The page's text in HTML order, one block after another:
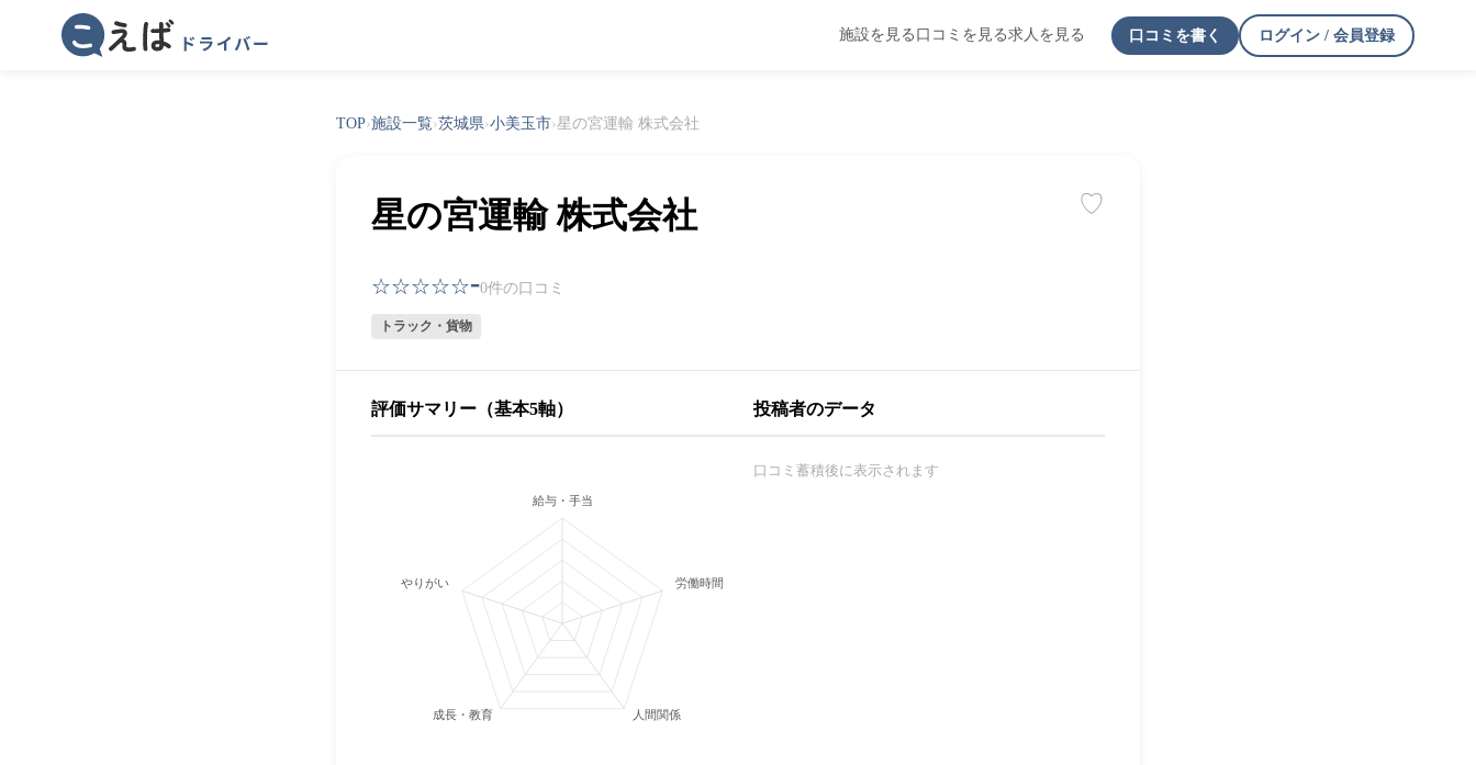
施設を見る 口コミを見る求人を見る 口コミを書く ログイン / 会員登録
TOP›施設一覧›茨城県›小美玉市›星の宮運輸 株式会社
星の宮運輸 株式会社 ♡
☆☆☆☆☆-0件の口コミ
トラック・貨物
評価サマリー（基本5軸）
給与・手当
労働時間・休日
人間関係
成長・教育
やりがい
投稿者のデータ
口コミ蓄積後に表示されます